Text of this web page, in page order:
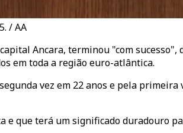
/ AA
Ancara, terminou "com
em toda a região euro-atlântica.
vez em 22 anos e pela
e que terá um significado duradouro